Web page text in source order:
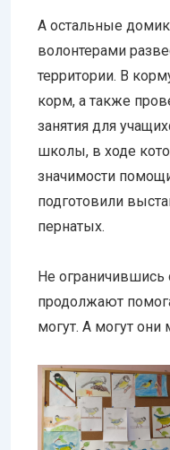
А остальные
волонтерами
территории. В
корм, а также
занятия для
школы, в ходе
значимости
подготовили
пернатых.
Не ограничившись
продолжают
могут. А могут они